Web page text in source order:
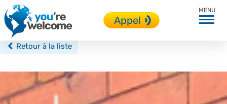
Appel
Dublin
Retour à la liste